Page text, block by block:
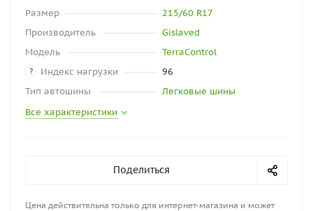
Размер
215/60 R17
Производитель
Gislaved
Модель
TerraControl
? Индекс нагрузки
96
Тип автошины
Легковые шины
Все характеристики
Поделиться
Цена действительна только для интернет-магазина и может